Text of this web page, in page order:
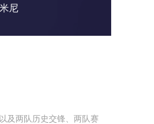
尼
及两队历史交锋、两队赛